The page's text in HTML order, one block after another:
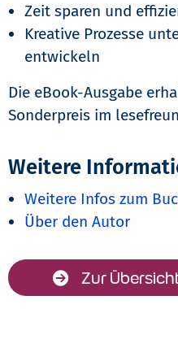
Zeit sparen und
Kreative Prozesse
entwickeln
Die eBook-Ausgabe
Sonderpreis im
Weitere
Weitere Infos zum
Über den Autor
Zur